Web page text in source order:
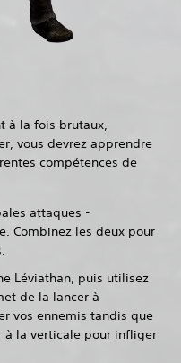
à la fois brutaux,
vous devrez apprendre
compétences de
attaques -
Combinez les deux pour
Léviathan, puis utilisez
de la lancer à
vos ennemis tandis que
la verticale pour infliger